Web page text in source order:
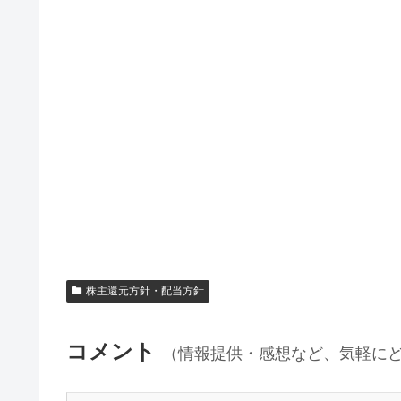
株主還元方針・配当方針
コメント （情報提供・感想など、気軽に